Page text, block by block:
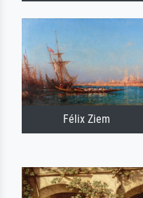
Félix Ziem